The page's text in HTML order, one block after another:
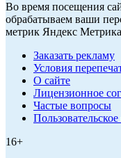
Во время посещения
обрабатываем ваши
метрик Яндекс
Заказать рекламу
Условия
О сайте
Лицензионное
Частые вопросы
16+